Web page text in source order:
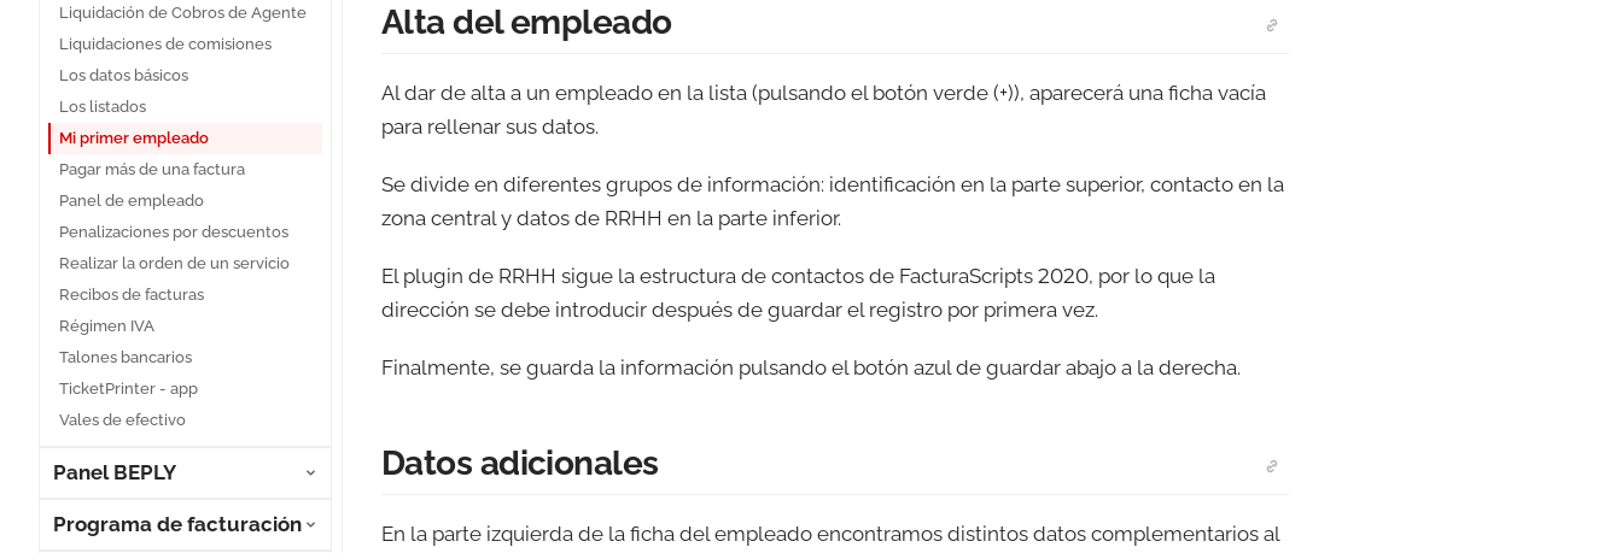
Liquidación de Cobros de Agente
Liquidaciones de comisiones
Los datos básicos
Los listados
Mi primer empleado
Pagar más de una factura
Panel de empleado
Penalizaciones por descuentos
Realizar la orden de un servicio
Recibos de facturas
Régimen IVA
Talones bancarios
TicketPrinter - app
Vales de efectivo
Panel BEPLY
Programa de facturación
Alta del empleado
Al dar de alta a un empleado en la lista (pulsando el botón verde (+)), aparecerá una ficha vacía
para rellenar sus datos.
Se divide en diferentes grupos de información: identificación en la parte superior, contacto en la
zona central y datos de RRHH en la parte inferior.
El plugin de RRHH sigue la estructura de contactos de FacturaScripts 2020, por lo que la
dirección se debe introducir después de guardar el registro por primera vez.
Finalmente, se guarda la información pulsando el botón azul de guardar abajo a la derecha.
Datos adicionales
En la parte izquierda de la ficha del empleado encontramos distintos datos complementarios al